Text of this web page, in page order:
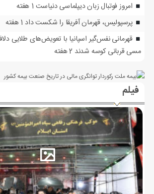
امروز فوتبال زبان دیپلماسی دنیاست 1 هفته
پرسپولیس، قهرمان آفریقا را شکست داد 1 هفته
قهرمانی نفس‌گیر اسپانیا با تعویض‌های طلایی
مسی قربانی کوسه شدند 2 هفته
فیلم